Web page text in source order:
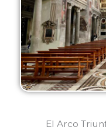
El Arco